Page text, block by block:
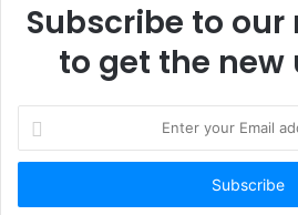
Subscribe to
to get the new
your
Email